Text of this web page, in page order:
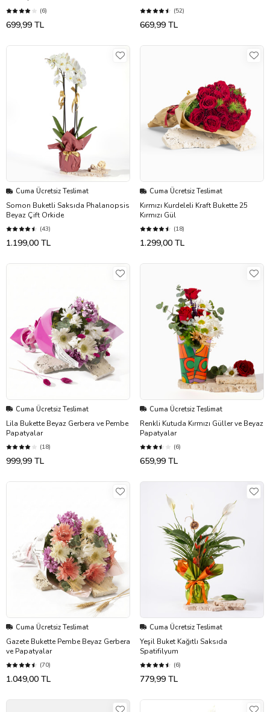
(6)
699,99 TL
(52)
669,99 TL
Cuma Ücretsiz Teslimat
Somon Buketli Saksıda Phalanopsis
Beyaz Çift Orkide
(43)
1.199,00 TL
Cuma Ücretsiz Teslimat
Kırmızı Kurdeleli Kraft Bukette 25
Kırmızı Gül
(18)
1.299,00 TL
Cuma Ücretsiz Teslimat
Lila Bukette Beyaz Gerbera ve Pembe
Papatyalar
(18)
999,99 TL
Cuma Ücretsiz Teslimat
Renkli Kutuda Kırmızı Güller ve Beyaz
Papatyalar
(6)
659,99 TL
Cuma Ücretsiz Teslimat
Gazete Bukette Pembe Beyaz Gerbera
ve Papatyalar
(70)
1.049,00 TL
Cuma Ücretsiz Teslimat
Yeşil Buket Kağıtlı Saksıda
Spatifilyum
(6)
779,99 TL